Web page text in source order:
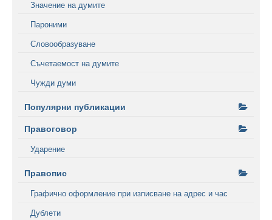
Значение на думите
Пароними
Словообразуване
Съчетаемост на думите
Чужди думи
Популярни публикации
Правоговор
Ударение
Правопис
Графично оформление при изписване на адрес и час
Дублети